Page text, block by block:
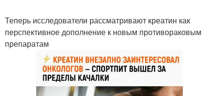
Теперь исследователи рассматривают креатин как
перспективное дополнение к новым противораковым
препаратам